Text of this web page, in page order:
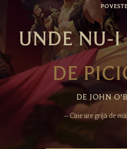
POVESTE
UNDE NU-I
DE
DE JOHN
– Cine are grijă de